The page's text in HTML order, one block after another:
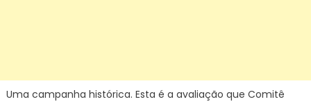
Uma campanha histórica. Esta é a avaliação que Comitê